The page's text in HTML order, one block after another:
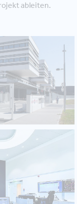
ableiten.